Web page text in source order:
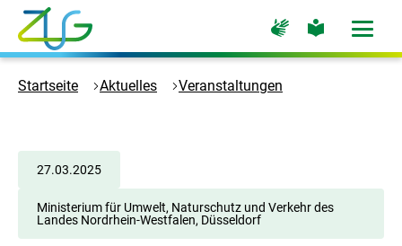
Zum
Hauptinhalt
springen
Logo
Zukunft
Zur
Startseite
Zur
Seite
Gebärdensprache
Zur
Seite
leichte
Menü
Startseite Aktuelles Veranstaltungen
27.03.2025
Ministerium für Umwelt, Naturschutz und Verkehr des
Landes Nordrhein-Westfalen, Düsseldorf